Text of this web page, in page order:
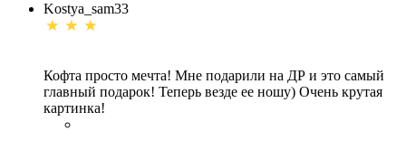
Kostya_sam33
Кофта просто мечта! Мне подарили на ДР и это самый
главный подарок! Теперь везде ее ношу) Очень крутая
картинка!